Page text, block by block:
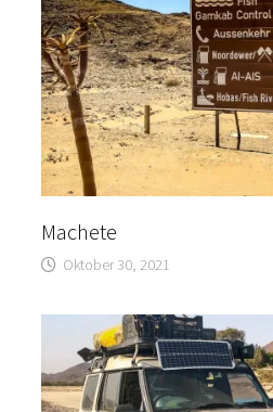
Machete
Oktober 30, 2021